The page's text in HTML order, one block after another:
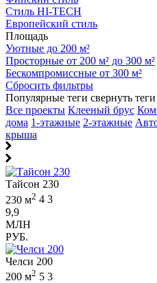
Стиль HI-TECH
Европейский стиль
Площадь
Уютные до 200 м²
Просторные от 200 м² до 300 м²
Бескомпромиссные от 300 м²
Сбросить фильтры
Популярные теги свернуть теги
Все проекты Клееный брус
дома 1-этажные 2-этажные
крыша
Тайсон 230
230 м2 4 3
9,9
МЛН
РУБ.
Челси 200
200 м2 5 3